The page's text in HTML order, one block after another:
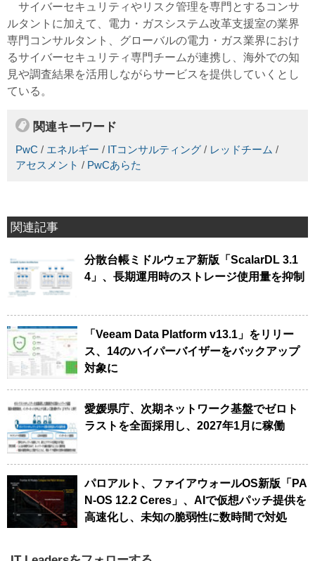
サイバーセキュリティやリスク管理を専門とするコンサ
ルタントに加えて、電力・ガスシステム改革支援室の業界
専門コンサルタント、グローバルの電力・ガス業界におけ
るサイバーセキュリティ専門チームが連携し、海外での知
見や調査結果を活用しながらサービスを提供していくとし
ている。
関連キーワード
PwC / エネルギー / ITコンサルティング / レッドチーム /
アセスメント / PwCあらた
関連記事
分散台帳ミドルウェア新版「ScalarDL 3.1
4」、長期運用時のストレージ使用量を抑制
「Veeam Data Platform v13.1」をリリー
ス、14のハイパーバイザーをバックアップ
対象に
愛媛県庁、次期ネットワーク基盤でゼロト
ラストを全面採用し、2027年1月に稼働
パロアルト、ファイアウォールOS新版「PA
N-OS 12.2 Ceres」、AIで仮想パッチ提供を
高速化し、未知の脆弱性に数時間で対処